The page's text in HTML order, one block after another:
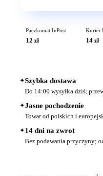
Paczkomat InPost
12 zł
Kurier
14 zł
✦Szybka dostawa
Do 14:00 wysyłka dziś;
✦Jasne pochodzenie
Towar od polskich i
✦14 dni na zwrot
Bez podawania przyczyny;